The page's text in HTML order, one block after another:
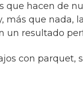
que hacen de
más que nada,
un resultado
con parquet,